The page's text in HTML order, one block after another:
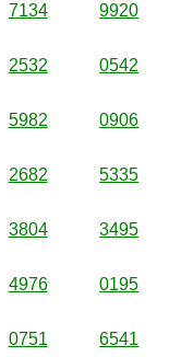
7134 9920
2532 0542
5982 0906
2682 5335
3804 3495
4976 0195
0751 6541